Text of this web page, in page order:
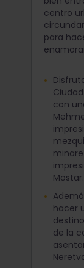
centro
para
con
Mostar.
hacer
de la